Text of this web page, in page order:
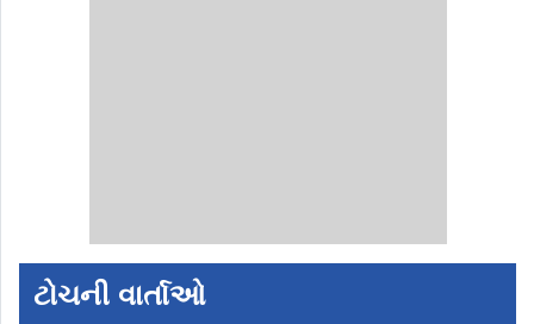
ટોચની વાર્તાઓ